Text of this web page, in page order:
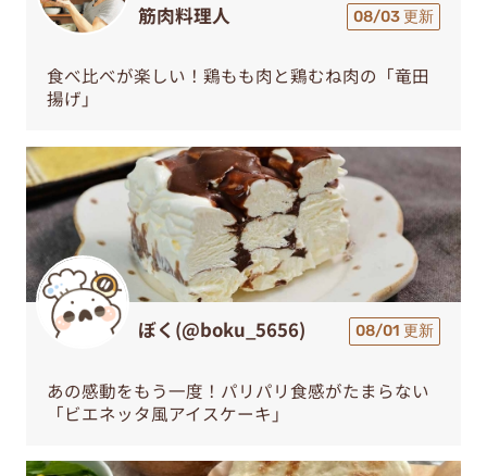
筋肉料理人 08/03 更新
食べ比べが楽しい！鶏もも肉と鶏むね肉の「竜田
揚げ」
ぼく(@boku_5656) 08/01 更新
あの感動をもう一度！パリパリ食感がたまらない
「ビエネッタ風アイスケーキ」